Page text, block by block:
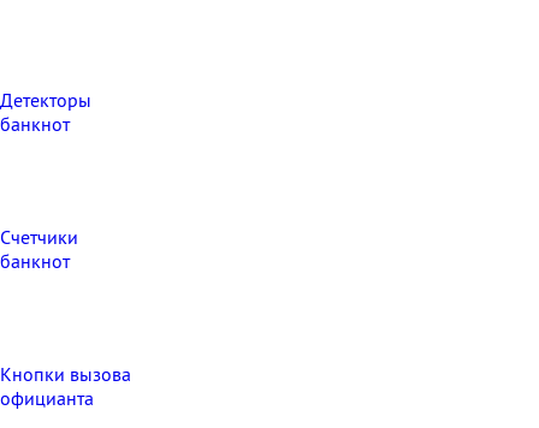
Детекторы
банкнот
Счетчики
банкнот
Кнопки вызова
официанта